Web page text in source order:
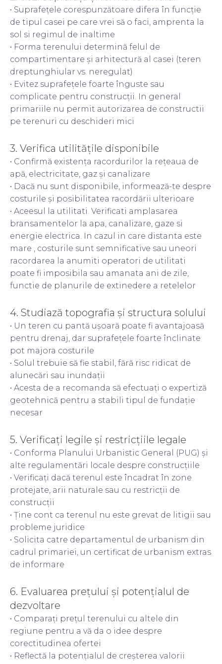
• Suprafețele corespunzătoare difera în funcție
de tipul casei pe care vrei să o faci, amprenta la
sol si regimul de inaltime
• Forma terenului determină felul de
compartimentare și arhitectură al casei (teren
dreptunghiular vs. neregulat)
• Evitez suprafețele foarte înguste sau
complicate pentru construcții. In general
primariile nu permit autorizarea de constructii
pe terenuri cu deschideri mici
3. Verifica utilitățile disponibile
• Confirmă existența racordurilor la rețeaua de
apă, electricitate, gaz și canalizare
• Dacă nu sunt disponibile, informează-te despre
costurile și posibilitatea racordării ulterioare
• Aceesul la utilitati. Verificati amplasarea
bransamentelor la apa, canalizare, gaze si
energie electrica. In cazul in care distanta este
mare , costurile sunt semnificative sau uneori
racordarea la anumiti operatori de utilitati
poate fi imposibila sau amanata ani de zile,
functie de planurile de extinedere a retelelor
4. Studiază topografia și structura solului
• Un teren cu pantă ușoară poate fi avantajoasă
pentru drenaj, dar suprafețele foarte înclinate
pot majora costurile
• Solul trebuie să fie stabil, fără risc ridicat de
alunecări sau inundații
• Acesta de a recomanda să efectuați o expertiză
geotehnică pentru a stabili tipul de fundație
necesar
5. Verificați legile și restricțiile legale
• Conforma Planului Urbanistic General (PUG) și
alte regulamentări locale despre construcțiile
• Verificați dacă terenul este încadrat în zone
protejate, arii naturale sau cu restricții de
construcții
• Ține cont ca terenul nu este grevat de litigii sau
probleme juridice
• Solicita catre departamentul de urbanism din
cadrul primariei, un certificat de urbanism extras
de informare
6. Evaluarea prețului și potențialul de
dezvoltare
• Comparați prețul terenului cu altele din
regiune pentru a vă da o idee despre
corectitudinea ofertei
• Reflectă la potențialul de creșterea valorii